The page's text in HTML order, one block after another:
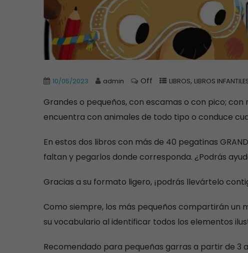
10/05/2023 admin Off LIBROS, LIBROS
Grandes o pequeños, con escamas o con pico; con
encuentra con animales de todo tipo o conduce
En estos dos libros con más de 40 pegatinas
faltan y pegarlos donde corresponda. ¿Podrás
Gracias a su formato ligero, ¡podrás llevártelo
Como siempre, los más pequeños compartirán un
su vocabulario al identificar todos los elementos
Recomendado para pequeñas garras a partir de 3